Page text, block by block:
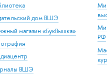
дом ВШЭ
магазин «БукВышка»
ВШЭ
РФ